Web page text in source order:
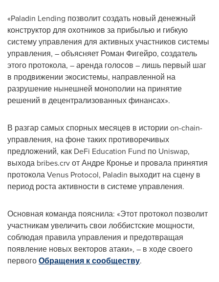
«Paladin Lending позволит создать новый денежный
конструктор для охотников за прибылью и гибкую
систему управления для активных участников системы
управления, – объясняет Роман Фигейро, создатель
этого протокола, – аренда голосов – лишь первый шаг
в продвижении экосистемы, направленной на
разрушение нынешней монополии на принятие
решений в децентрализованных финансах».
В разгар самых спорных месяцев в истории on-chain-
управления, на фоне таких противоречивых
предложений, как DeFi Education Fund по Uniswap,
выхода bribes.crv от Андре Кронье и провала принятия
протокола Venus Protocol, Paladin выходит на сцену в
период роста активности в системе управления.
Основная команда пояснила: «Этот протокол позволит
участникам увеличить свои лоббистские мощности,
соблюдая правила управления и предотвращая
появление новых векторов атаки», – в ходе своего
первогоОбращения к сообществу.